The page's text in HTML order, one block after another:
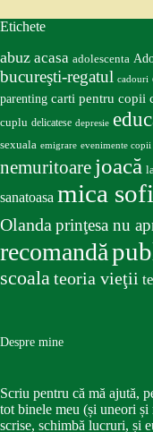
Etichete
abuz acasa adolescenta
bucureşti-regatul cadouri
parenting carti pentru copii
cuplu delicatese depresie
sexuala emigrare evenimente copii
nemuritoare joacă
sanatoasa mica
Olandaprinţesa nu
recomandă
scoalateoria vieţii
Despre mine
Scriu pentru că mă ajută,
tot binele meu (și uneori
scrise, schimbă lucruri, și